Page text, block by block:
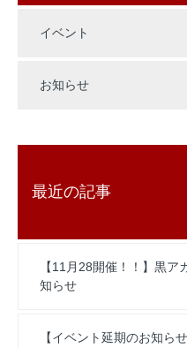
イベント
お知らせ
最近の記事
【11月28開催！！】黒
知らせ
【イベント延期のお知ら